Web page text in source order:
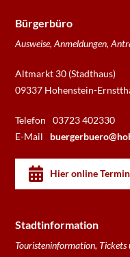
Bürgerbüro
Ausweise, Anmeldungen,
Altmarkt 30 (Stadthaus)
09337 Hohenstein-
Telefon
03723 402330
E-Mail
Hier online
Stadtinformation
Touristeninformation, Tickets